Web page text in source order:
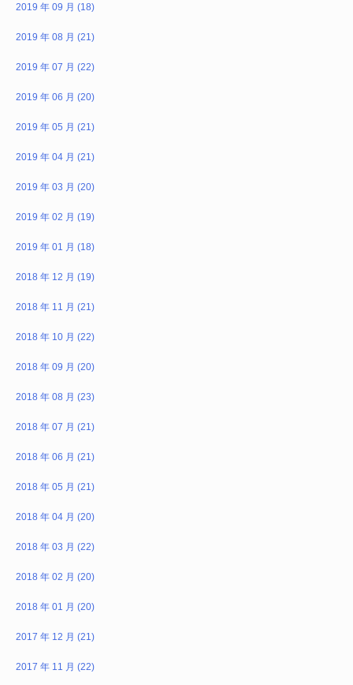
2019 年 09 月 (18)
2019 年 08 月 (21)
2019 年 07 月 (22)
2019 年 06 月 (20)
2019 年 05 月 (21)
2019 年 04 月 (21)
2019 年 03 月 (20)
2019 年 02 月 (19)
2019 年 01 月 (18)
2018 年 12 月 (19)
2018 年 11 月 (21)
2018 年 10 月 (22)
2018 年 09 月 (20)
2018 年 08 月 (23)
2018 年 07 月 (21)
2018 年 06 月 (21)
2018 年 05 月 (21)
2018 年 04 月 (20)
2018 年 03 月 (22)
2018 年 02 月 (20)
2018 年 01 月 (20)
2017 年 12 月 (21)
2017 年 11 月 (22)